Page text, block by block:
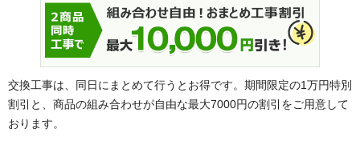
交換工事は、同日にまとめて行うとお得です。期間限定の1万円特別
割引と、商品の組み合わせが自由な最大7000円の割引をご用意して
おります。